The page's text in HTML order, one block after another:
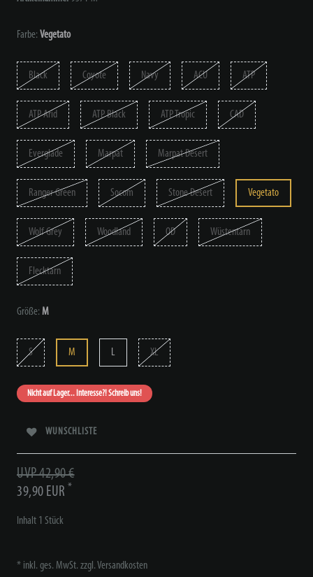
Farbe: Vegetato
Black Coyote Navy ACU ATP
ATP Arid ATP Black ATP Tropic CAD
Everglade Marpat Marpat Desert
Ranger Green Socom Stone Desert Vegetato
Wolf Grey Woodland OD Wüstentarn
Flecktarn
Größe: M
S M L XL
Nicht auf Lager... Interesse?! Schreib uns!
WUNSCHLISTE
UVP 42,90 €
39,90 EUR *
Inhalt 1 Stück
* inkl. ges. MwSt. zzgl.Versandkosten